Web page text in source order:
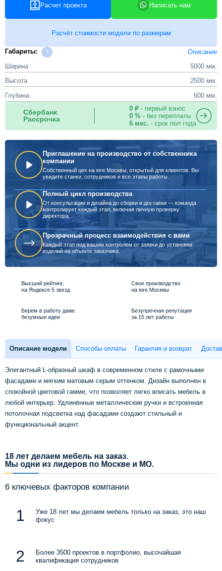
Расчет проекта Написать нам
Расчёт стоимости модели по размерам
Габариты:
Описание
Ширина
5000 мм.
Высота
2500 мм.
Глубина
600 мм.
Сбербанк
Рассрочка
0 ₽- первый взнос
0 %- без переплаты
6 мес. - срок пол года
Приглашение на производство от собственника
компании
Собственный цех на юге Москвы, открытый для клиентов. Вы
увидите станки, сотрудников и все этапы работы.
Полный цикл производства
От консультации и дизайна до сборки и доставки — команда
контролирует каждый этап, включая личную проверку
директора.
Прозрачный процесс взаимодействия с вами
Каждый этап под вашим контролем от заявки до установки
изделий на объекте заказчика.
Высший рейтинг,
на Яндексе 5 звезд
Свое производство
на юге Москвы
Берем в работу даже
безумные идеи
Безупречная репутация
за 15 лет работы
Описание модели Способы оплаты Гарантия и возврат
Элегантный L-образный шкаф в современном стиле с рамочными
фасадами и мягким матовым серым оттенком. Дизайн выполнен в
спокойной цветовой гамме, что позволяет легко вписать мебель в
любой интерьер. Удлинённые металлические ручки и встроенная
потолочная подсветка над фасадами создают стильный и
функциональный акцент.
18 лет делаем мебель на заказ.
Мы одни из лидеров по Москве и МО.
6 ключевых факторов компании
Уже 18 лет мы делаем мебель только на заказ, это наш
фокус
Более 3500 проектов в портфолио, высочайшая
квалификация сотрудников